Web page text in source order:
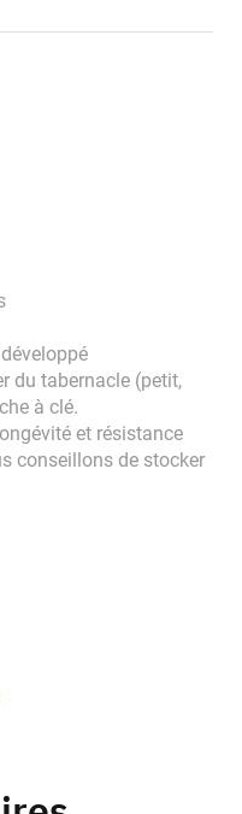
du tabernacle (petit,
à clé.
et résistance
conseillons de stocker